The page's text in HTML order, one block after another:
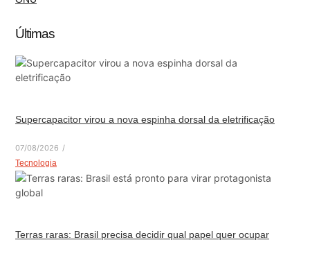
Últimas
Supercapacitor virou a nova espinha dorsal da eletrificação
07/08/2026 /
Tecnologia
Terras raras: Brasil precisa decidir qual papel quer ocupar